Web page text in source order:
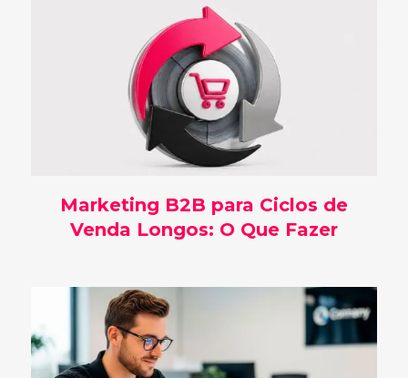
Marketing B2B para Ciclos de
Venda Longos: O Que Fazer